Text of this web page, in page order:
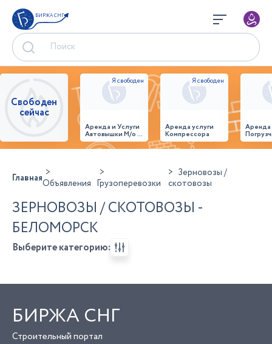
БИРЖА СНГ
Свободен
сейчас
Аренда и Услуги
Автовышки М/о г.
Домодедово
26,28,32 место
Аренда услуги
Компрессора
ГлавнаяОбъявления Грузоперевозки
Зерновозы /
скотовозы
ЗЕРНОВОЗЫ / СКОТОВОЗЫ -
БЕЛОМОРСК
Выберите категорию:
БИРЖА СНГ
Строительный портал